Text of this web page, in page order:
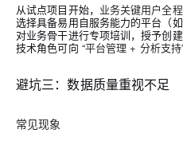
从试点项目开始， 业务关键用户全
选择具备易用自服务能力的平台（
对业务骨干进行专项培训，授予创
技术角色可向 “平台管理 + 分析支持
避坑三：数据质量重视不足
常见现象